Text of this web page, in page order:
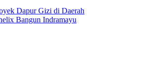
Dapur Gizi di Daerah
Bangun Indramayu